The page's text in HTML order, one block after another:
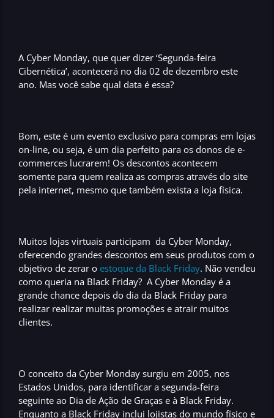
A Cyber Monday, que quer dizer ‘Segunda-feira
Cibernética’, acontecerá no dia 02 de dezembro este
ano. Mas você sabe qual data é essa?
Bom, este é um evento exclusivo para compras em lojas
on-line, ou seja, é um dia perfeito para os donos de e-
commerces lucrarem! Os descontos acontecem
somente para quem realiza as compras através do site
pela internet, mesmo que também exista a loja física.
Muitos lojas virtuais participam da Cyber Monday,
oferecendo grandes descontos em seus produtos com o
objetivo de zerar o estoque da Black Friday. Não vendeu
como queria na Black Friday? A Cyber Monday é a
grande chance depois do dia da Black Friday para
realizar realizar muitas promoções e atrair muitos
clientes.
O conceito da Cyber Monday surgiu em 2005, nos
Estados Unidos, para identificar a segunda-feira
seguinte ao Dia de Ação de Graças e à Black Friday.
Enquanto a Black Friday inclui lojistas do mundo físico e